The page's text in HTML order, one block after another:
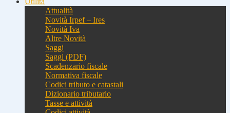
Attualità
Novità Irpef – Ires
Novità Iva
Altre Novità
Saggi
Saggi (PDF)
Scadenzario fiscale
Normativa fiscale
Codici tributo e catastali
Dizionario tributario
Tasse e attività